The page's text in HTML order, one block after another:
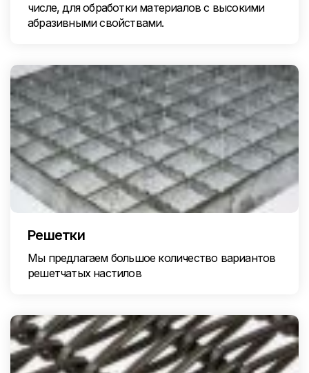
числе, для обработки материалов с высокими
абразивными свойствами.
Решетки
Мы предлагаем большое количество вариантов
решетчатых настилов